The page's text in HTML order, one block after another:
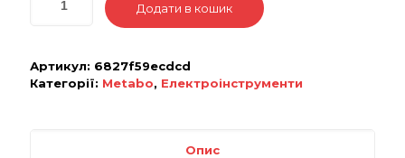
Додати в кошик
Артикул: 6827f59ecdcd
Категорії: Metabo, Електроінструменти
Опис